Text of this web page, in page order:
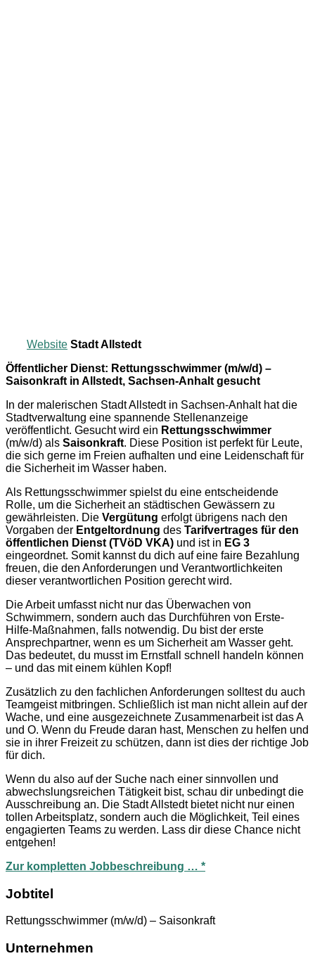
Website Stadt Allstedt
Öffentlicher Dienst: Rettungsschwimmer (m/w/d) –
Saisonkraft in Allstedt, Sachsen-Anhalt gesucht
In der malerischen Stadt Allstedt in Sachsen-Anhalt hat die
Stadtverwaltung eine spannende Stellenanzeige
veröffentlicht. Gesucht wird ein Rettungsschwimmer
(m/w/d) als Saisonkraft. Diese Position ist perfekt für Leute,
die sich gerne im Freien aufhalten und eine Leidenschaft für
die Sicherheit im Wasser haben.
Als Rettungsschwimmer spielst du eine entscheidende
Rolle, um die Sicherheit an städtischen Gewässern zu
gewährleisten. Die Vergütung erfolgt übrigens nach den
Vorgaben der Entgeltordnung des Tarifvertrages für den
öffentlichen Dienst (TVöD VKA) und ist in EG 3
eingeordnet. Somit kannst du dich auf eine faire Bezahlung
freuen, die den Anforderungen und Verantwortlichkeiten
dieser verantwortlichen Position gerecht wird.
Die Arbeit umfasst nicht nur das Überwachen von
Schwimmern, sondern auch das Durchführen von Erste-
Hilfe-Maßnahmen, falls notwendig. Du bist der erste
Ansprechpartner, wenn es um Sicherheit am Wasser geht.
Das bedeutet, du musst im Ernstfall schnell handeln können
– und das mit einem kühlen Kopf!
Zusätzlich zu den fachlichen Anforderungen solltest du auch
Teamgeist mitbringen. Schließlich ist man nicht allein auf der
Wache, und eine ausgezeichnete Zusammenarbeit ist das A
und O. Wenn du Freude daran hast, Menschen zu helfen und
sie in ihrer Freizeit zu schützen, dann ist dies der richtige Job
für dich.
Wenn du also auf der Suche nach einer sinnvollen und
abwechslungsreichen Tätigkeit bist, schau dir unbedingt die
Ausschreibung an. Die Stadt Allstedt bietet nicht nur einen
tollen Arbeitsplatz, sondern auch die Möglichkeit, Teil eines
engagierten Teams zu werden. Lass dir diese Chance nicht
entgehen!
Zur kompletten Jobbeschreibung … *
Jobtitel
Rettungsschwimmer (m/w/d) – Saisonkraft
Unternehmen